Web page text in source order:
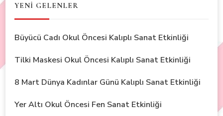
YENİ GELENLER
Büyücü Cadı Okul Öncesi Kalıplı Sanat Etkinliği
Tilki Maskesi Okul Öncesi Kalıplı Sanat Etkinliği
8 Mart Dünya Kadınlar Günü Kalıplı Sanat Etkinliği
Yer Altı Okul Öncesi Fen Sanat Etkinliği